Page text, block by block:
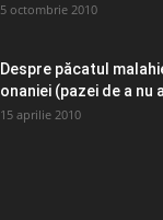
5 octombrie 2010
Despre păcatul
onaniei (pazei de a nu
15 aprilie 2010